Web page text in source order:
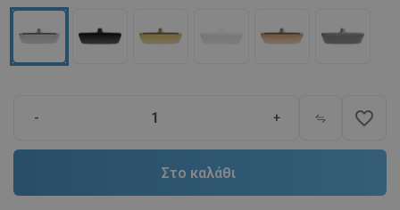
- + favorite_border
Στο καλάθι